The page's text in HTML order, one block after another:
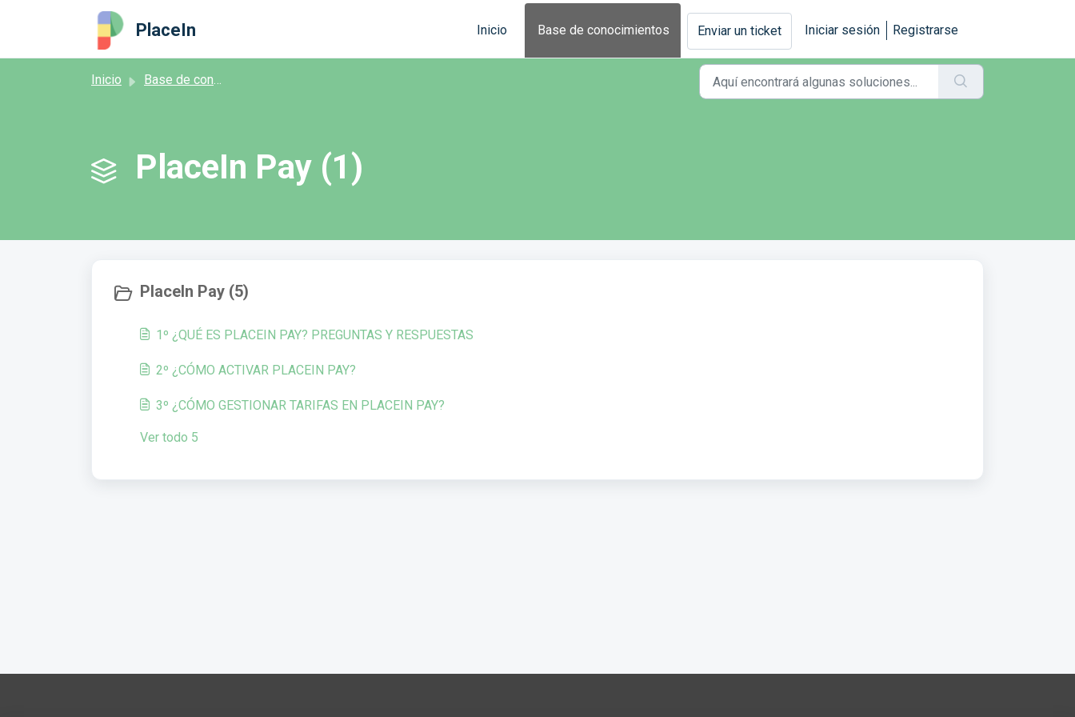
PlaceIn Inicio Base de conocimientos Enviar un ticket Iniciar sesión Registrarse
Inicio Base de conocimientos
PlaceIn Pay (1)
PlaceIn Pay (5)
1º ¿QUÉ ES PLACEIN PAY? PREGUNTAS Y RESPUESTAS
2º ¿CÓMO ACTIVAR PLACEIN PAY?
3º ¿CÓMO GESTIONAR TARIFAS EN PLACEIN PAY?
Ver todo 5